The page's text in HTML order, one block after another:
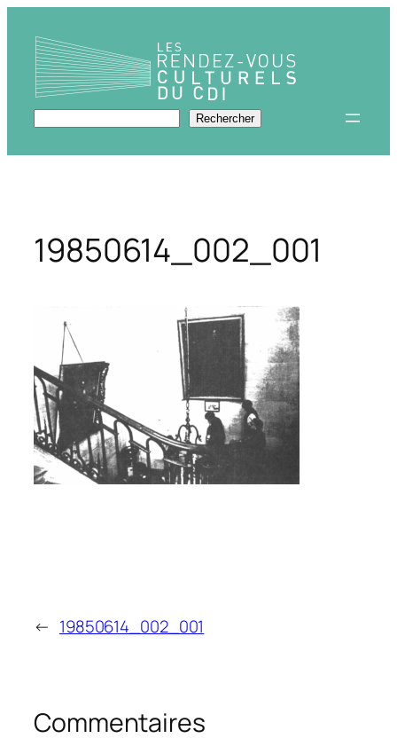
contenu
Rechercher Rechercher
19850614_002_001
← 19850614_002_001
Commentaires